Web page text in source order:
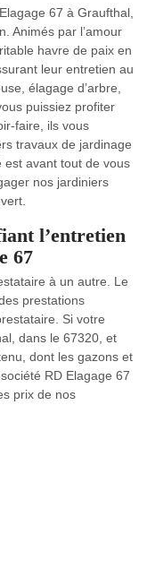
67 à Graufthal,
Animés par l’amour
havre de paix en
leur entretien au
élagage d’arbre,
puissiez profiter
faire, ils vous
travaux de jardinage
est avant tout de vous
nos jardiniers
l’entretien
67
à un autre. Le
prestations
Si votre
dans le 67320, et
dont les gazons et
RD Elagage 67
prix de nos